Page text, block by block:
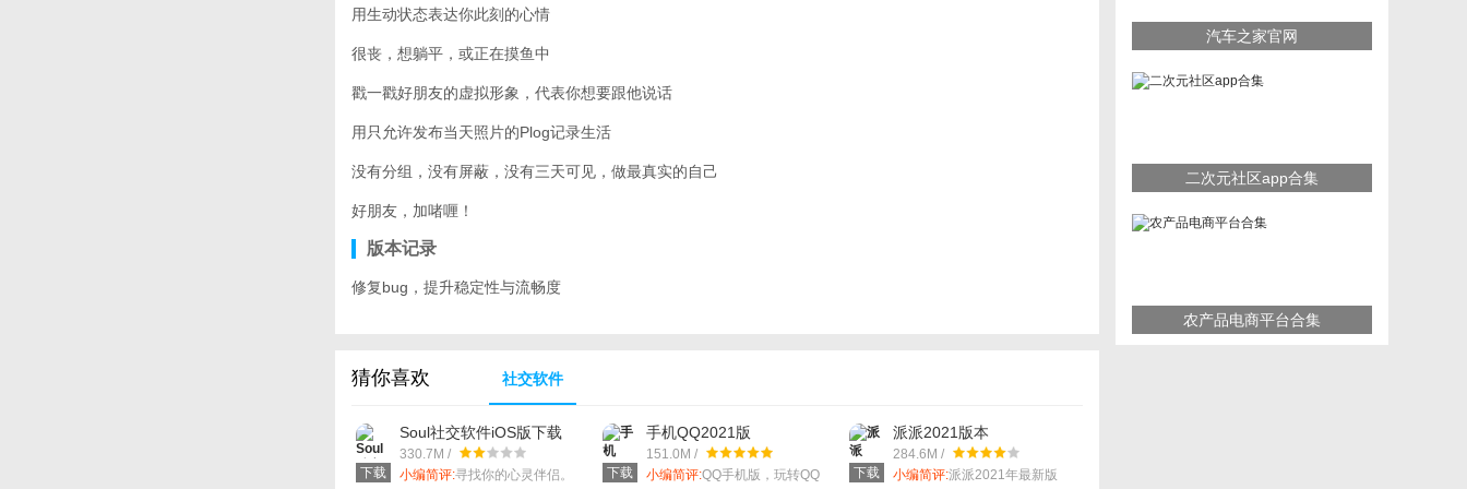
用生动状态表达你此刻的心情
很丧，想躺平，或正在摸鱼中
戳一戳好朋友的虚拟形象，代表你想要跟他说话
用只允许发布当天照片的Plog记录生活
没有分组，没有屏蔽，没有三天可见，做最真实的自己
好朋友，加啫喱！
版本记录
修复bug，提升稳定性与流畅度
猜你喜欢 社交软件
下载
Soul社交软件iOS版下载
330.7M /
小编简评:寻找你的心灵伴侣。 下载
手机QQ2021版
151.0M /
小编简评:QQ手机版，玩转QQ
下载
派派2021版本
284.6M /
小编简评:派派2021年最新版
汽车之家官网
二次元社区app合集
农产品电商平台合集